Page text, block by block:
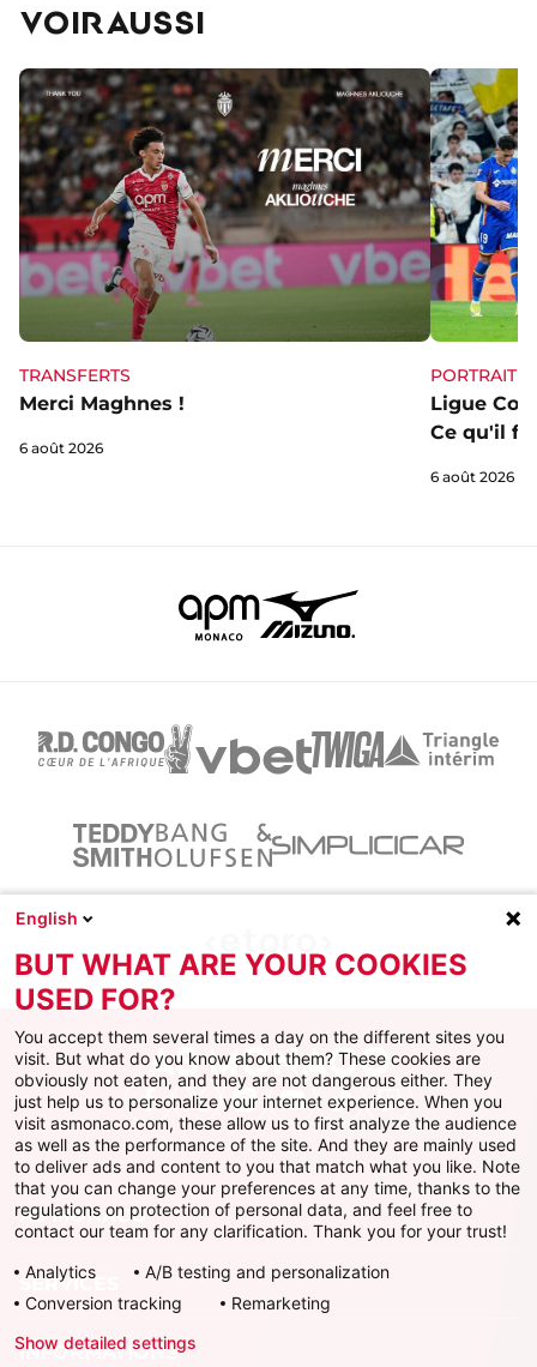
VOIR AUSSI
TRANSFERTS
Merci Maghnes !
6 août 2026
PORTRAIT
Ligue
Ce qu'il
6 août 2026
Facebook
X Instagram
YoutubeTikTokTwitch
AS MONACO
SERVICES
INFORMATIONS
English
BUT WHAT ARE YOUR COOKIES
USED FOR?
You accept them several times a day on the different sites you
visit. But what do you know about them? These cookies are
obviously not eaten, and they are not dangerous either. They
just help us to personalize your internet experience. When you
visit asmonaco.com, these allow us to first analyze the audience
as well as the performance of the site. And they are mainly used
to deliver ads and content to you that match what you like. Note
that you can change your preferences at any time, thanks to the
regulations on protection of personal data, and feel free to
contact our team for any clarification. Thank you for your trust!
Analytics
A/B testing and personalization
Conversion tracking
Remarketing
Show detailed settings